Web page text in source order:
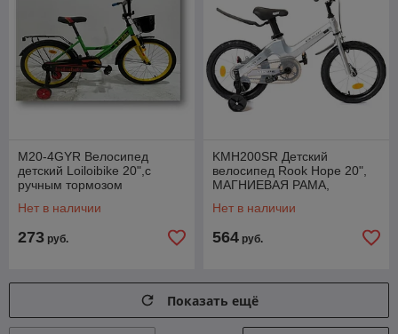
M20-4GYR Велосипед
детский Loiloibike 20",с
ручным тормозом
Нет в наличии
273 руб.
KMH200SR Детский
велосипед Rook Hope 20",
МАГНИЕВАЯ РАМА,
защита цепи
Нет в наличии
564 руб.
Показать ещё